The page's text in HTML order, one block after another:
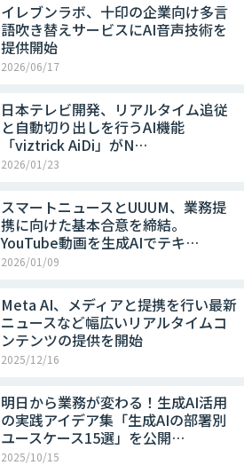
イレブンラボ、十印の企業向け多言
語吹き替えサービスにAI音声技術を
提供開始
2026/06/17
日本テレビ開発、リアルタイム追従
と自動切り出しを行うAI機能
「viztrick AiDi」がN…
2026/01/23
スマートニュースとUUUM、業務提
携に向けた基本合意を締結。
YouTube動画を生成AIでテキ…
2026/01/09
Meta AI、メディアと提携を行い最新
ニュースなど幅広いリアルタイムコ
ンテンツの提供を開始
2025/12/16
明日から業務が変わる！生成AI活用
の実践アイデア集「生成AIの部署別
ユースケース15選」を公開…
2025/10/15